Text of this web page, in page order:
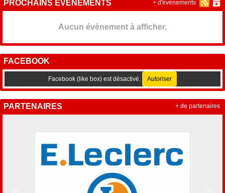
PROCHAINS ÉVÉNEMENTS
Aucun évènement à afficher.
+ d'évènements
FACEBOOK
Facebook (like box) est désactivé. Autoriser
PARTENAIRES + de partenaires